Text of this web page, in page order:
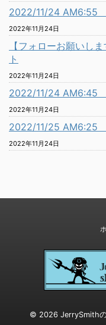
2022/11/24 AM6:55
2022年11月24日
【フォローお願いし
ト
2022年11月24日
2022/11/24 AM6:45
2022年11月24日
2022/11/25 AM6:25
2022年11月24日
© 2026 JerrySmith